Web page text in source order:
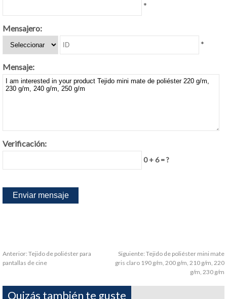
*
Mensajero:
*
Mensaje:
Verificación:
0 + 6 = ?
Anterior: Tejido de poliéster para
pantallas de cine
Siguiente: Tejido de poliéster mini mate
gris claro 190 g/m, 200 g/m, 210 g/m, 220
g/m, 230 g/m
Quizás también te guste